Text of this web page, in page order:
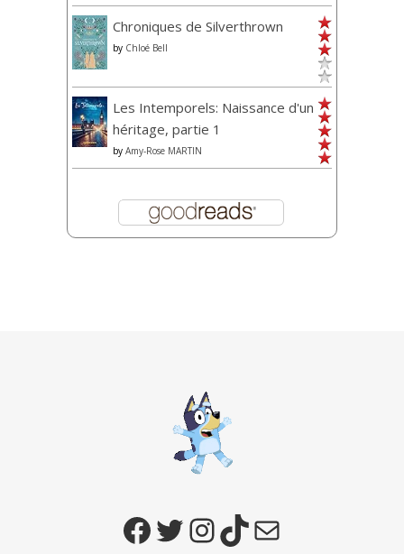
Chroniques de Silverthrown
by Chloé Bell
Les Intemporels: Naissance d'un
héritage, partie 1
by Amy-Rose MARTIN
Facebook
TwitterInstagram
TikTokE-mail